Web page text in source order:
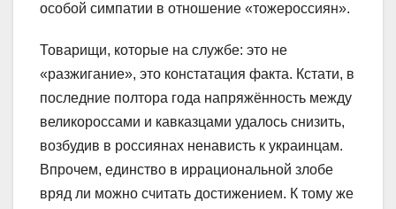
особой симпатии в отношение «тожероссиян».
Товарищи, которые на службе: это не
«разжигание», это констатация факта. Кстати, в
последние полтора года напряжённость между
великороссами и кавказцами удалось снизить,
возбудив в россиянах ненависть к украинцам.
Впрочем, единство в иррациональной злобе
вряд ли можно считать достижением. К тому же